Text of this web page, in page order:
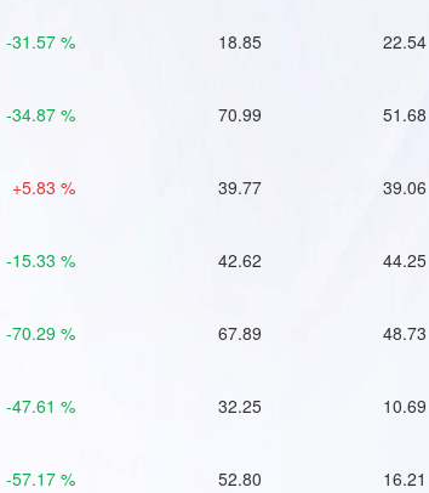
-31.57 % 18.85 22.54
-34.87 % 70.99 51.68
+5.83 % 39.77 39.06
-15.33 % 42.62 44.25
-70.29 % 67.89 48.73
-47.61 % 32.25 10.69
-57.17 % 52.80 16.21